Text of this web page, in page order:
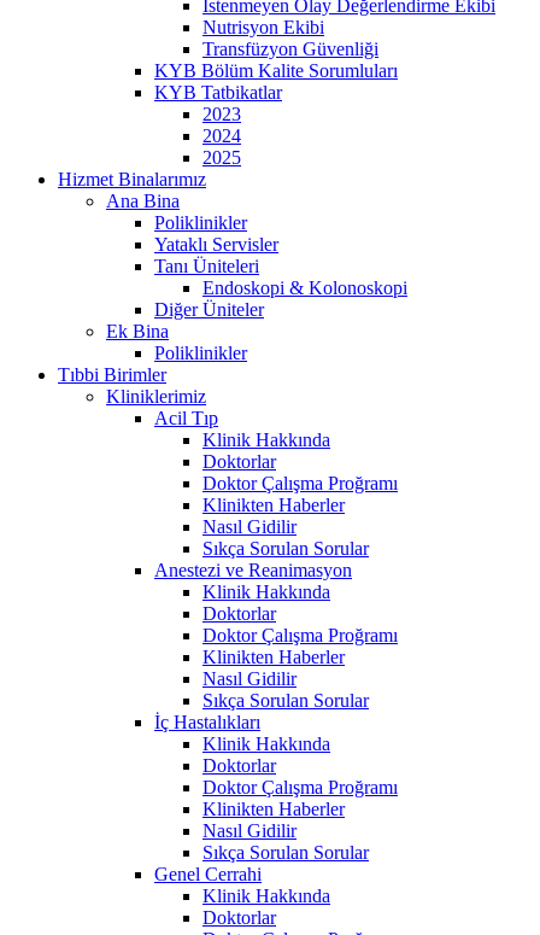
İstenmeyen Olay Değerlendirme Ekibi
Nutrisyon Ekibi
Transfüzyon Güvenliği
KYB Bölüm Kalite Sorumluları
KYB Tatbikatlar
2023
2024
2025
Hizmet Binalarımız
Ana Bina
Poliklinikler
Yataklı Servisler
Tanı Üniteleri
Endoskopi & Kolonoskopi
Diğer Üniteler
Ek Bina
Poliklinikler
Tıbbi Birimler
Kliniklerimiz
Acil Tıp
Klinik Hakkında
Doktorlar
Doktor Çalışma Proğramı
Klinikten Haberler
Nasıl Gidilir
Sıkça Sorulan Sorular
Anestezi ve Reanimasyon
Klinik Hakkında
Doktorlar
Doktor Çalışma Proğramı
Klinikten Haberler
Nasıl Gidilir
Sıkça Sorulan Sorular
İç Hastalıkları
Klinik Hakkında
Doktorlar
Doktor Çalışma Proğramı
Klinikten Haberler
Nasıl Gidilir
Sıkça Sorulan Sorular
Genel Cerrahi
Klinik Hakkında
Doktorlar